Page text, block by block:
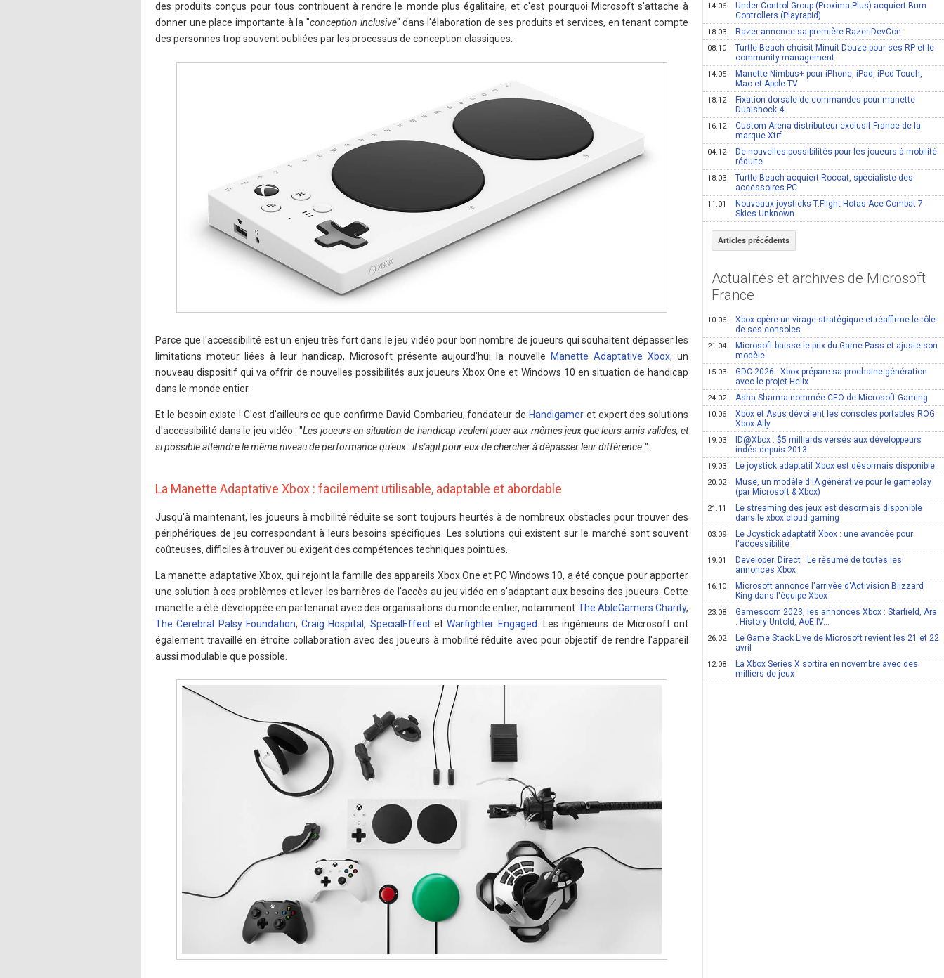
des produits conçus pour tous contribuent à rendre le monde plus égalitaire, et c'est pourquoi Microsoft s'attache à
donner une place importante à la "conception inclusive" dans l'élaboration de ses produits et services, en tenant compte
des personnes trop souvent oubliées par les processus de conception classiques.
Parce que l'accessibilité est un enjeu très fort dans le jeu vidéo pour bon nombre de joueurs qui souhaitent dépasser les
limitations moteur liées à leur handicap, Microsoft présente aujourd'hui la nouvelle
Manette Adaptative Xbox, un
nouveau dispositif qui va offrir de nouvelles possibilités aux joueurs Xbox One et Windows 10 en situation de handicap
dans le monde entier.
Et le besoin existe ! C'est d'ailleurs ce que confirme David Combarieu, fondateur de Handigameret expert des solutions
d'accessibilité dans le jeu vidéo : "Les joueurs en situation de handicap veulent jouer aux mêmes jeux que leurs amis valides, et
si possible atteindre le même niveau de performance qu'eux : il s'agit pour eux de chercher à dépasser leur différence. ".
La Manette Adaptative Xbox : facilement utilisable, adaptable et abordable
Jusqu'à maintenant, les joueurs à mobilité réduite se sont toujours heurtés à de nombreux obstacles pour trouver des
périphériques de jeu correspondant à leurs besoins spécifiques. Les solutions qui existent sur le marché sont souvent
coûteuses, difficiles à trouver ou exigent des compétences techniques pointues.
La manette adaptative Xbox, qui rejoint la famille des appareils Xbox One et PC Windows 10, a été conçue pour apporter
une solution à ces problèmes et lever les barrières de l'accès au jeu vidéo en s'adaptant aux besoins des joueurs. Cette
manette a été développée en partenariat avec des organisations du monde entier, notamment The AbleGamers Charity,
The Cerebral Palsy Foundation,Craig Hospital, SpecialEffectetWarfighter Engaged
. Les ingénieurs de Microsoft ont
également travaillé en étroite collaboration avec des joueurs à mobilité réduite avec pour objectif de rendre l'appareil
aussi modulable que possible.
14.06
Under Control Group (Proxima Plus) acquiert Burn
Controllers (Playrapid)
18.03 Razer annonce sa première Razer DevCon
08.10
Turtle Beach choisit Minuit Douze pour ses RP et le
community management
14.05
Manette Nimbus+ pour iPhone, iPad, iPod Touch,
Mac et Apple TV
18.12
Fixation dorsale de commandes pour manette
Dualshock 4
16.12
Custom Arena distributeur exclusif France de la
marque Xtrf
04.12
De nouvelles possibilités pour les joueurs à mobilité
réduite
18.03
Turtle Beach acquiert Roccat, spécialiste des
accessoires PC
11.01
Nouveaux joysticks T.Flight Hotas Ace Combat 7
Skies Unknown
Articles précédents
Actualités et archives de Microsoft
France
10.06
Xbox opère un virage stratégique et réaffirme le rôle
de ses consoles
21.04
Microsoft baisse le prix du Game Pass et ajuste son
modèle
15.03
GDC 2026 : Xbox prépare sa prochaine génération
avec le projet Helix
24.02 Asha Sharma nommée CEO de Microsoft Gaming
10.06
Xbox et Asus dévoilent les consoles portables ROG
Xbox Ally
19.03
ID@Xbox : $5 milliards versés aux développeurs
indés depuis 2013
19.03 Le joystick adaptatif Xbox est désormais disponible
20.02
Muse, un modèle d'IA générative pour le gameplay
(par Microsoft & Xbox)
21.11
Le streaming des jeux est désormais disponible
dans le xbox cloud gaming
03.09
Le Joystick adaptatif Xbox : une avancée pour
l'accessibilité
19.01
Developer_Direct : Le résumé de toutes les
annonces Xbox
16.10
Microsoft annonce l'arrivée d'Activision Blizzard
King dans l'équipe Xbox
23.08
Gamescom 2023, les annonces Xbox : Starfield, Ara
: History Untold, AoE IV...
26.02
Le Game Stack Live de Microsoft revient les 21 et 22
avril
12.08
La Xbox Series X sortira en novembre avec des
milliers de jeux